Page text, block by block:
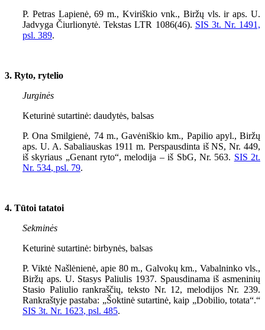
P. Petras Lapienė, 69 m., Kviriškio vnk., Biržų vls. ir aps. U.
Jadvyga Čiurlionytė. Tekstas LTR 1086(46). SIS 3t. Nr. 1491,
psl. 389.
3. Ryto, rytelio
Jurginės
Keturinė sutartinė: daudytės, balsas
P. Ona Smilgienė, 74 m., Gavėniškio km., Papilio apyl., Biržų
aps. U. A. Sabaliauskas 1911 m. Perspausdinta iš NS, Nr.449,
iš skyriaus „Genant ryto“, melodija – iš SbG, Nr. 563. SIS 2t.
Nr. 534, psl. 79.
4. Tūtoi tatatoi
Sekminės
Keturinė sutartinė: birbynės, balsas
P. Viktė Našlėnienė, apie 80 m., Galvokų km., Vabalninko vls.,
Biržų aps. U. Stasys Paliulis 1937. Spausdinama iš asmeninių
Stasio Paliulio rankraščių, teksto Nr. 12, melodijos Nr. 239.
Rankraštyje pastaba: „Šoktinė sutartinė, kaip „Dobilio, totata“.“
SIS 3t. Nr. 1623, psl. 485.